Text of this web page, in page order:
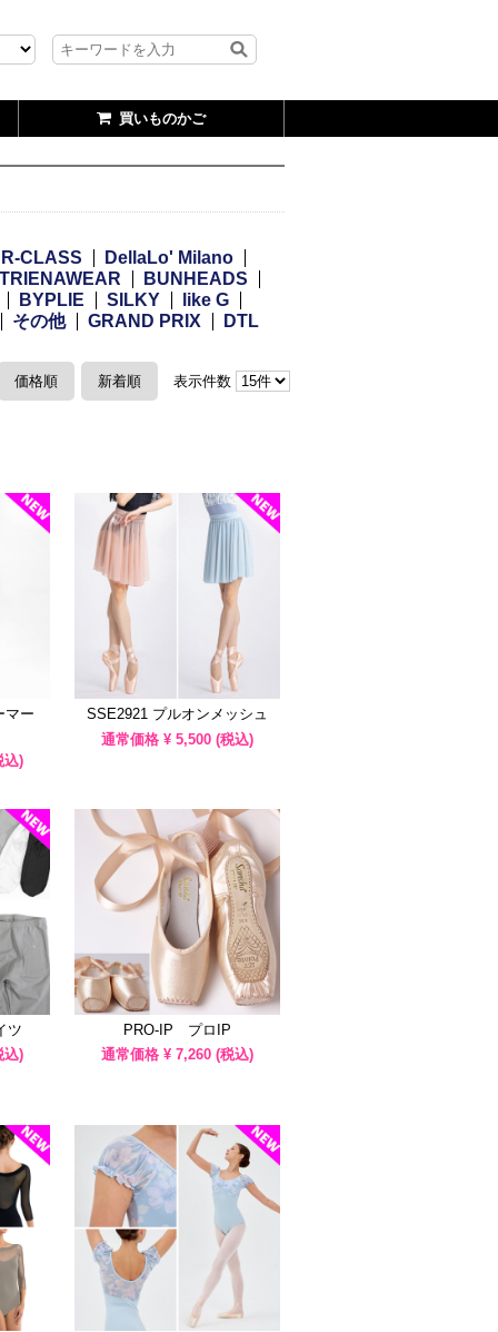
買いものかご
R-CLASS
DellaLo' Milano
TRIENAWEAR
BUNHEADS
BYPLIE SILKY
like G
その他 GRAND PRIX DTL
価格順 新着順 表示件数
マー
込)
SSE2921 プルオンメッシュ
通常価格 ¥ 5,500 (税込)
ツ
込)
PRO-IP プロIP
通常価格 ¥ 7,260 (税込)